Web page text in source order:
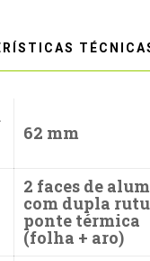
62 mm
2 faces de
com dupla
ponte térmica
(folha + aro)